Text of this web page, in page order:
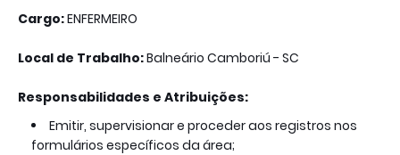
Cargo:ENFERMEIRO
Local de Trabalho:Balneário Camboriú - SC
Responsabilidades e Atribuições:
Emitir, supervisionar e proceder aos registros nos
formulários específicos da área;